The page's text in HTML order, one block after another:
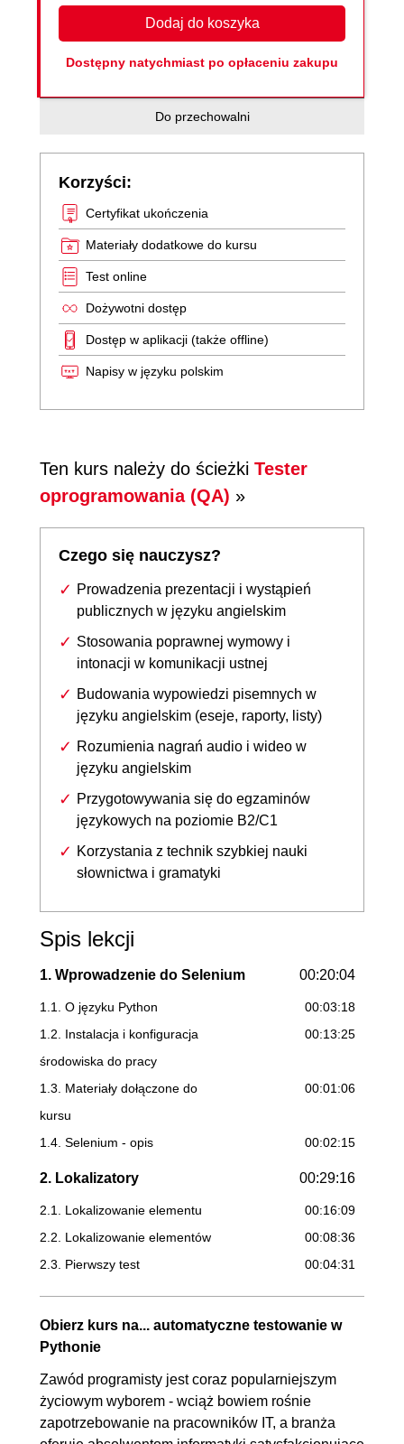
Dodaj do koszyka
Dostępny natychmiast po opłaceniu zakupu
Do przechowalni
Korzyści:
Certyfikat ukończenia
Materiały dodatkowe do kursu
Test online
Dożywotni dostęp
Dostęp w aplikacji (także offline)
Napisy w języku polskim
Ten kurs należy do ścieżki Tester
oprogramowania (QA) »
Czego się nauczysz?
Prowadzenia prezentacji i wystąpień
publicznych w języku angielskim
Stosowania poprawnej wymowy i
intonacji w komunikacji ustnej
Budowania wypowiedzi pisemnych w
języku angielskim (eseje, raporty, listy)
Rozumienia nagrań audio i wideo w
języku angielskim
Przygotowywania się do egzaminów
językowych na poziomie B2/C1
Korzystania z technik szybkiej nauki
słownictwa i gramatyki
Spis lekcji
1. Wprowadzenie do Selenium 00:20:04
1.1. O języku Python
00:03:18
1.2. Instalacja i konfiguracja
środowiska do pracy
00:13:25
1.3. Materiały dołączone do
kursu
00:01:06
1.4. Selenium - opis 00:02:15
2. Lokalizatory 00:29:16
2.1. Lokalizowanie elementu
00:16:09
2.2. Lokalizowanie elementów
00:08:36
2.3. Pierwszy test
00:04:31
3. Symulowanie akcji użytkownika 01:00:40
3.1. Oczekiwanie
00:13:01
3.2. Klikanie
00:06:06
3.3. Przeciągnij i upuść
3.4. Wysyłanie ciągów znaków
00:07:14
Obierz kurs na... automatyczne testowanie w
Pythonie
Zawód programisty jest coraz popularniejszym
życiowym wyborem - wciąż bowiem rośnie
zapotrzebowanie na pracowników IT, a branża